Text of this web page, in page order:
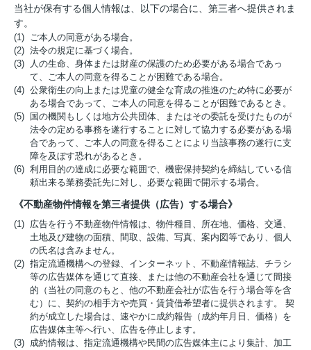
当社が保有する個人情報は、以下の場合に、第三者へ提供されま
す。
(1) ご本人の同意がある場合。
(2) 法令の規定に基づく場合。
(3) 人の生命、身体または財産の保護のため必要がある場合であっ
て、ご本人の同意を得ることが困難である場合。
(4) 公衆衛生の向上または児童の健全な育成の推進のため特に必要が
ある場合であって、ご本人の同意を得ることが困難であるとき。
(5) 国の機関もしくは地方公共団体、またはその委託を受けたものが
法令の定める事務を遂行することに対して協力する必要がある場
合であって、ご本人の同意を得ることにより当該事務の遂行に支
障を及ぼす恐れがあるとき。
(6) 利用目的の達成に必要な範囲で、機密保持契約を締結している信
頼出来る業務委託先に対し、必要な範囲で開示する場合。
《不動産物件情報を第三者提供（広告）する場合》
(1) 広告を行う不動産物件情報は、物件種目、所在地、価格、交通、
土地及び建物の面積、間取、設備、写真、案内図等であり、個人
の氏名は含みません。
(2) 指定流通機構への登録、インターネット、不動産情報誌、チラシ
等の広告媒体を通じて直接、または他の不動産会社を通じて間接
的（当社の同意のもと、他の不動産会社が広告を行う場合等を含
む）に、契約の相手方や売買・賃貸借希望者に提供されます。 契
約が成立した場合は、速やかに成約報告（成約年月日、価格）を
広告媒体主等へ行い、広告を停止します。
(3) 成約情報は、指定流通機構や民間の広告媒体主により集計、加工